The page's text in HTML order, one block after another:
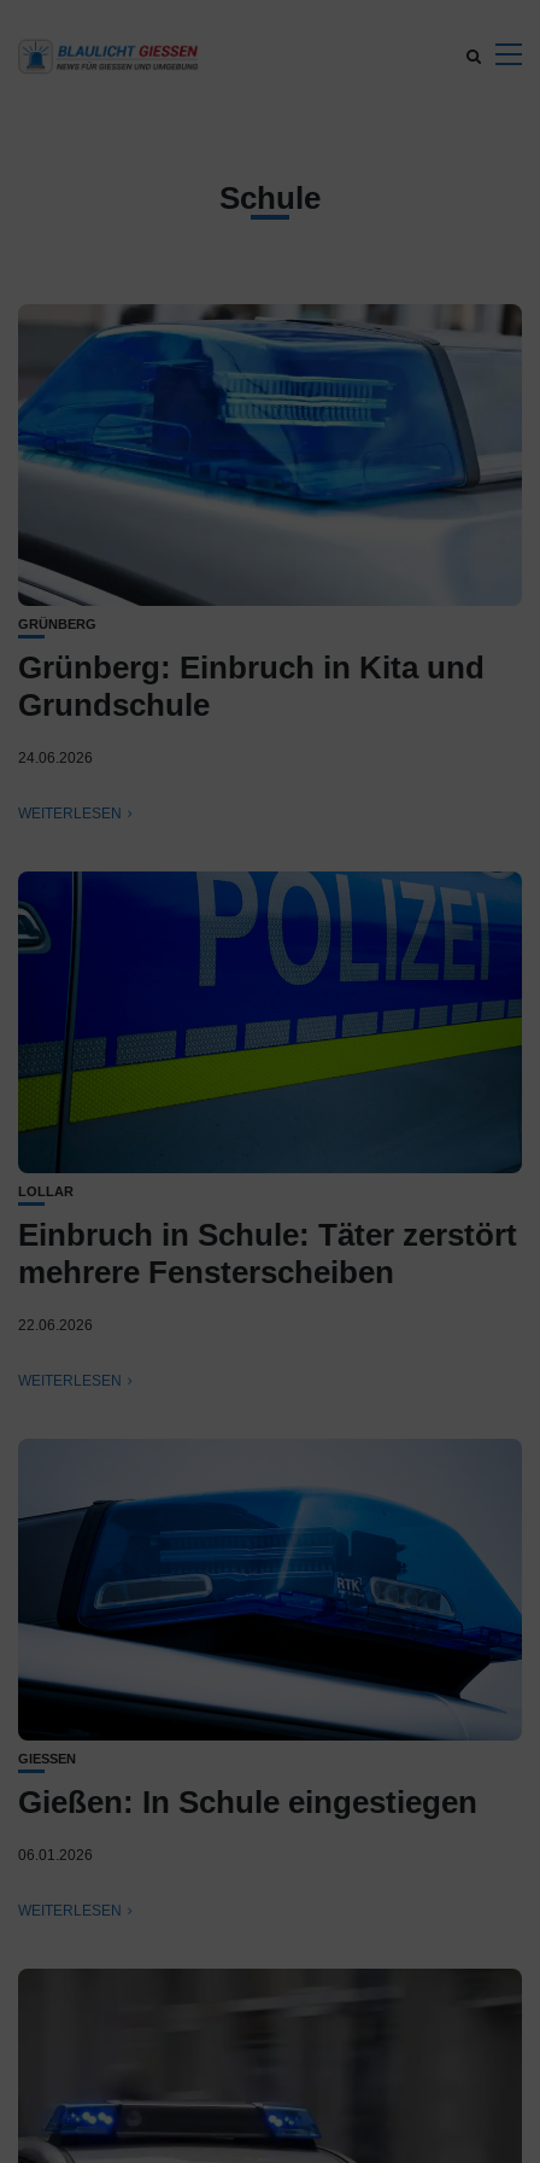
Schule
GRÜNBERG
Grünberg: Einbruch in Kita und
Grundschule
24.06.2026
WEITERLESEN
LOLLAR
Einbruch in Schule: Täter zerstört
mehrere Fensterscheiben
22.06.2026
WEITERLESEN
GIESSEN
Gießen: In Schule eingestiegen
06.01.2026
WEITERLESEN